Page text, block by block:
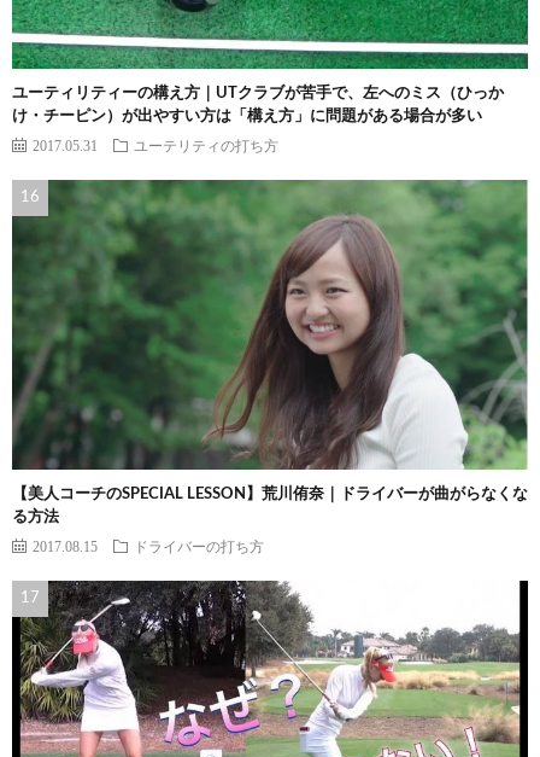
ユーティリティーの構え方｜UTクラブが苦手で、左へのミス（ひっか
け・チーピン）が出やすい方は「構え方」に問題がある場合が多い
2017.05.31 ユーテリティの打ち方
【美人コーチのSPECIAL LESSON】荒川侑奈｜ドライバーが曲がらなくな
る方法
2017.08.15 ドライバーの打ち方